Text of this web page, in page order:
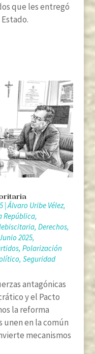
que les entregó
|Álvaro Uribe Vélez,
República,
, Derechos,
2025,
, Polarización
, Seguridad
antagónicas
y el Pacto
la reforma
unen en la común
mecanismos